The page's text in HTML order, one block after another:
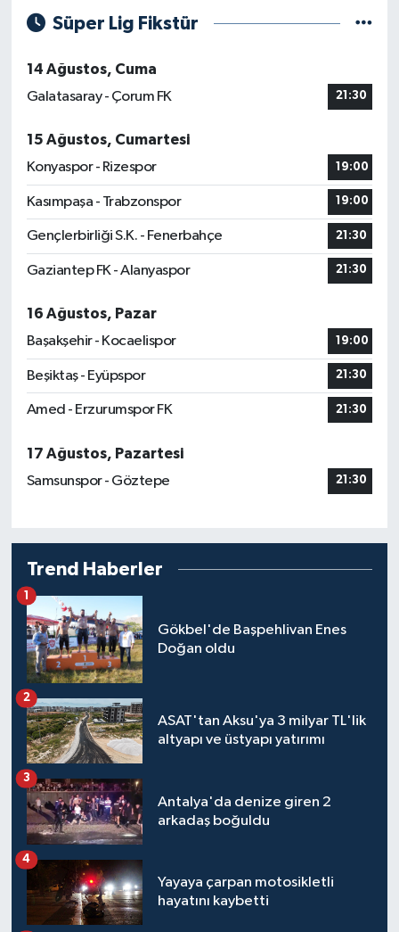
Süper Lig Fikstür
14 Ağustos, Cuma
Galatasaray - Çorum FK
21:30
15 Ağustos, Cumartesi
Konyaspor - Rizespor
19:00
Kasımpaşa - Trabzonspor 19:00
Gençlerbirliği S.K. - Fenerbahçe 21:30
Gaziantep FK - Alanyaspor 21:30
16 Ağustos, Pazar
Başakşehir - Kocaelispor
19:00
Beşiktaş - Eyüpspor 21:30
Amed - Erzurumspor FK 21:30
17 Ağustos, Pazartesi
Samsunspor - Göztepe
21:30
Trend Haberler
Gökbel'de Başpehlivan Enes
Doğan oldu
1
ASAT'tan Aksu'ya 3 milyar TL'lik
altyapı ve üstyapı yatırımı
2
Antalya'da denize giren 2
arkadaş boğuldu
3
Yayaya çarpan motosikletli
hayatını kaybetti
4